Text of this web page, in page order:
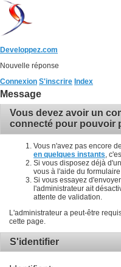
Developpez.com
Nouvelle réponse
Connexion S'inscrire Index
Message
Vous devez avoir un
connecté pour pouvoir
Vous n'avez pas encore
en quelques instants ,
Si vous disposez déjà
vous à l'aide du formulaire
Si vous essayez
l'administrateur ait
attente de validation.
L'administrateur a peut-être
cette page.
S'identifier